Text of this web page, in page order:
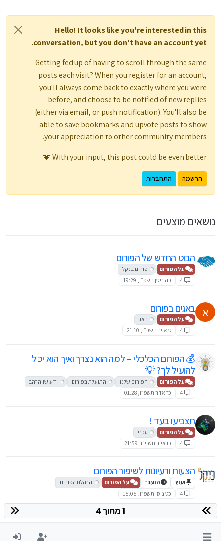
Hello! It looks like you're interested in this
conversation, but you don't have an account yet.
Getting fed up of having to scroll through the same
posts each visit? When you register for an account,
you'll always come back to exactly where you were
before, and choose to be notified of new replies
(either via email, or push notification). You'll also be
able to save bookmarks and upvote posts to show
your appreciation to other community members.
With your input, this post could be even better 💗
הרשמה התחברות
נושאים מוצעים
הבוט החדש של הפורום
על הפורום
פורום בנקל
4
כה ניסן תשפ״ו, 19:29
א באגים בפורום
על הפורום
באג
4
ט אייר תשפ״ו, 21:10
💰 הפורום הכלכלי – למה הוא נצרך ואיך הוא יכול
להועיל לך? 💡
על הפורום הפורום שלנו התועלת בפורום
ידע שווה זהב
4
כז אדר תשפ״ו, 01:28
תצביעו בעד !
על הפורום
טכני
4
כו אייר תשפ״ו, 21:59
הצעות ורעיונות לשיפור הפורום
נעוץ הועבר על הפורום
הנהלת הפורום
4
כט ניסן תשפ״ו, 15:05
1 מתוך 4